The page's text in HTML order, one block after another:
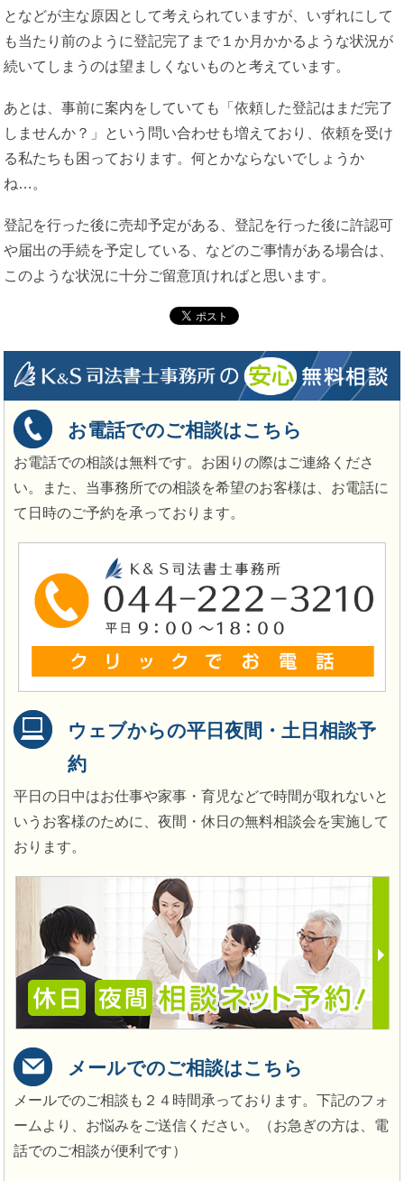
となどが主な原因として考えられていますが、いずれにして
も当たり前のように登記完了まで１か月かかるような状況が
続いてしまうのは望ましくないものと考えています。
あとは、事前に案内をしていても「依頼した登記はまだ完了
しませんか？」という問い合わせも増えており、依頼を受け
る私たちも困っております。何とかならないでしょうか
ね…。
登記を行った後に売却予定がある、登記を行った後に許認可
や届出の手続を予定している、などのご事情がある場合は、
このような状況に十分ご留意頂ければと思います。
お電話でのご相談はこちら
お電話での相談は無料です。お困りの際はご連絡くださ
い。また、当事務所での相談を希望のお客様は、お電話に
て日時のご予約を承っております。
ウェブからの平日夜間・土日相談予
約
平日の日中はお仕事や家事・育児などで時間が取れないと
いうお客様のために、夜間・休日の無料相談会を実施して
おります。
メールでのご相談はこちら
メールでのご相談も２４時間承っております。下記のフォ
ームより、お悩みをご送信ください。（お急ぎの方は、電
話でのご相談が便利です）